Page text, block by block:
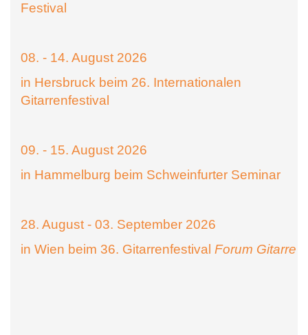
Festival
08. - 14. August 2026
in Hersbruck beim 26. Internationalen
Gitarrenfestival
09. - 15. August 2026
in Hammelburg beim Schweinfurter Seminar
28. August - 03. September 2026
in Wien beim 36. Gitarrenfestival Forum Gitarre